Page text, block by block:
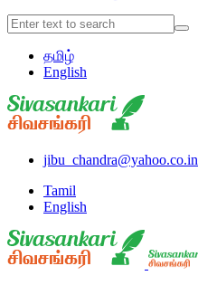
தமிழ்
English
jibu_chandra@yahoo.co.in
Tamil
English